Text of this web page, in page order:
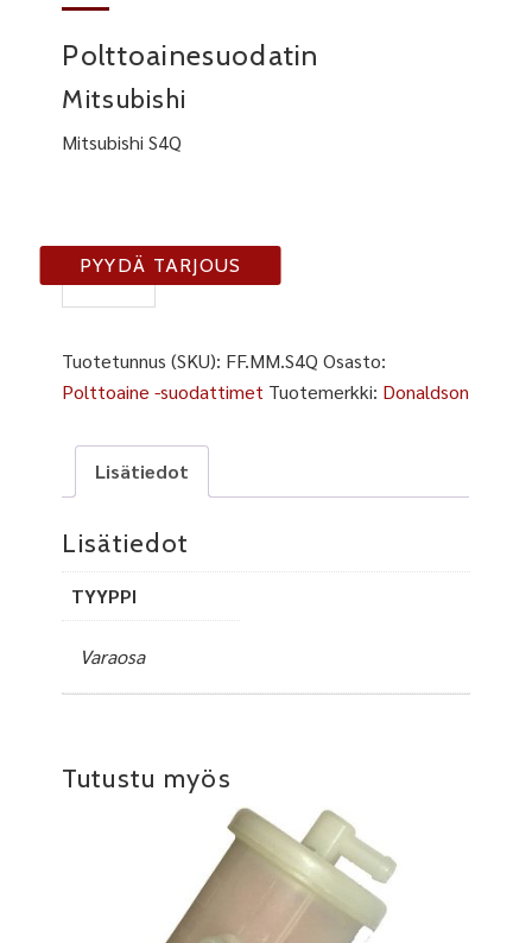
Polttoainesuodatin
Mitsubishi
Mitsubishi S4Q
FF-
MM-
määrä
PYYDÄ TARJOUS
Tuotetunnus (SKU): FF.MM.S4Q Osasto:
Polttoaine -suodattimet Tuotemerkki: Donaldson
Lisätiedot
Lisätiedot
TYYPPI
Varaosa
Tutustu myös